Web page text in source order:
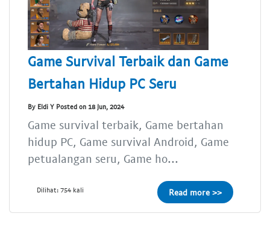
Game Survival Terbaik dan Game
Bertahan Hidup PC Seru
By Eldi Y Posted on 18 Jun, 2024
Game survival terbaik, Game bertahan
hidup PC, Game survival Android, Game
petualangan seru, Game ho...
Dilihat: 754 kali Read more >>